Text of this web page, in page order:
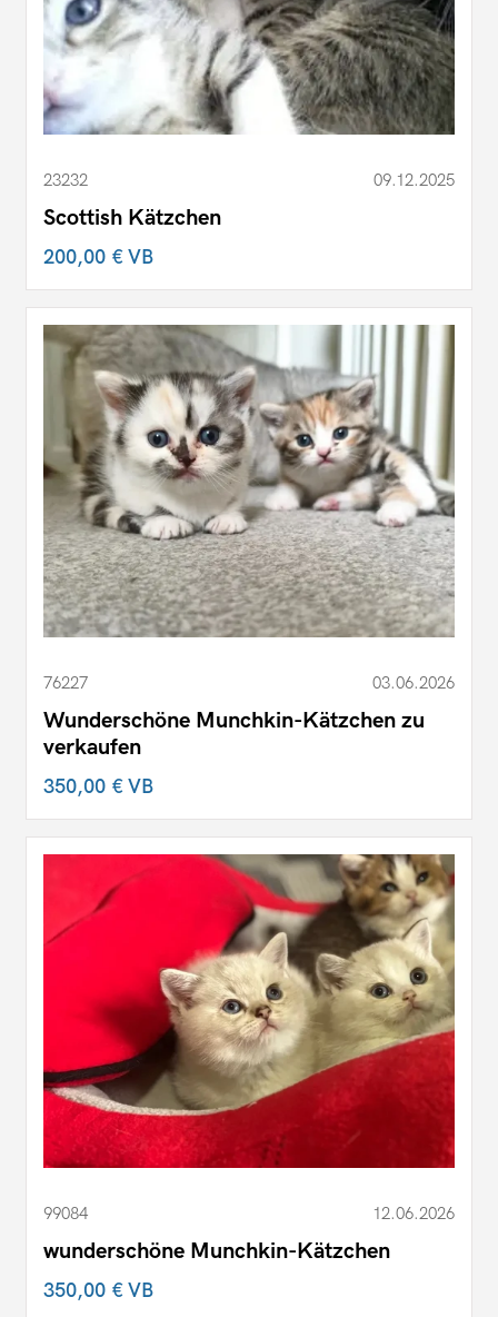
23232 09.12.2025
Scottish Kätzchen
200,00 €VB
76227 03.06.2026
Wunderschöne Munchkin-Kätzchen zu
verkaufen
350,00 €VB
99084 12.06.2026
wunderschöne Munchkin-Kätzchen
350,00 €VB